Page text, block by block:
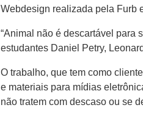
Webdesign realizada pela Furb
“Animal não é descartável para
estudantes Daniel Petry,
O trabalho, que tem como
e materiais para mídias
não tratem com descaso ou se